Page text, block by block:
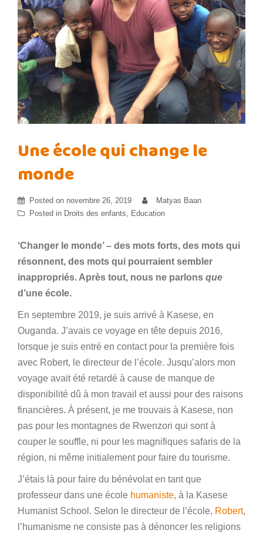
Une école qui change le
monde
Posted on novembre 26, 2019
Matyas Baan
Posted in Droits des enfants, Education
‘Changer le monde’ – des mots forts, des mots qui
résonnent, des mots qui pourraient sembler
inappropriés. Après tout, nous ne parlons que
d’une école.
En septembre 2019, je suis arrivé à Kasese, en
Ouganda. J’avais ce voyage en tête depuis 2016,
lorsque je suis entré en contact pour la première fois
avec Robert, le directeur de l’école. Jusqu’alors mon
voyage avait été retardé à cause de manque de
disponibilité dû à mon travail et aussi pour des raisons
financières. À présent, je me trouvais à Kasese, non
pas pour les montagnes de Rwenzori qui sont à
couper le souffle, ni pour les magnifiques safaris de la
région, ni même initialement pour faire du tourisme.
J’étais là pour faire du bénévolat en tant que
professeur dans une école humaniste, à la Kasese
Humanist School. Selon le directeur de l’école, Robert,
l’humanisme ne consiste pas à dénoncer les religions